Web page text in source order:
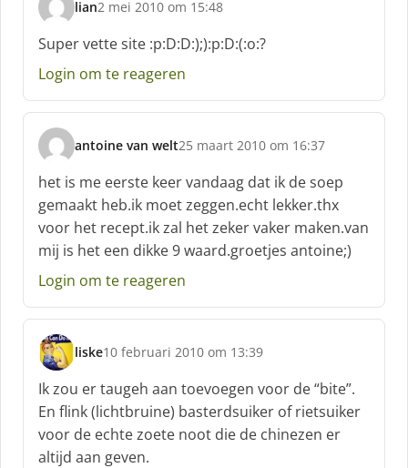
lian
s
c
h
r
e
f
:
2 mei 2010 om 15:48
Super vette site :p:D:D:);):p:D:(:o:?
Login om te reageren
antoine van welt
s
c
h
r
e
e
:
25 maart 2010 om 16:37
het is me eerste keer vandaag dat ik de soep
gemaakt heb.ik moet zeggen.echt lekker.thx
voor het recept.ik zal het zeker vaker maken.van
mij is het een dikke 9 waard.groetjes antoine;)
Login om te reageren
liske
s
c
h
r
e
e
10 februari 2010 om 13:39
Ik zou er taugeh aan toevoegen voor de “bite”.
En flink (lichtbruine) basterdsuiker of rietsuiker
voor de echte zoete noot die de chinezen er
altijd aan geven.